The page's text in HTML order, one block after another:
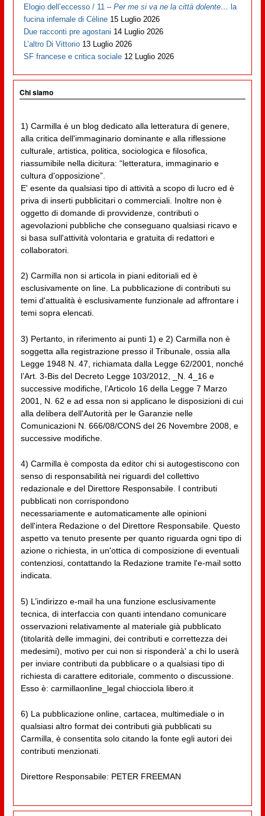
Elogio dell’eccesso / 11 –Per me si va ne la città dolente… la
fucina infernale di Cèline 15 Luglio 2026
Due racconti pre agostani 14 Luglio 2026
L’altro Di Vittorio 13 Luglio 2026
SF francese e critica sociale 12 Luglio 2026
Chi siamo
1) Carmilla è un blog dedicato alla letteratura di genere,
alla critica dell'immaginario dominante e alla riflessione
culturale, artistica, politica, sociologica e filosofica,
riassumibile nella dicitura: “letteratura, immaginario e
cultura d'opposizione”.
E' esente da qualsiasi tipo di attività a scopo di lucro ed è
priva di inserti pubblicitari o commerciali. Inoltre non è
oggetto di domande di provvidenze, contributi o
agevolazioni pubbliche che conseguano qualsiasi ricavo e
si basa sull'attività volontaria e gratuita di redattori e
collaboratori.
2) Carmilla non si articola in piani editoriali ed è
esclusivamente on line. La pubblicazione di contributi su
temi d'attualità è esclusivamente funzionale ad affrontare i
temi sopra elencati.
3) Pertanto, in riferimento ai punti 1) e 2) Carmilla non è
soggetta alla registrazione presso il Tribunale, ossia alla
Legge 1948 N. 47, richiamata dalla Legge 62/2001, nonché
l’Art. 3-Bis del Decreto Legge 103/2012, _N. 4_16 e
successive modifiche, l’Articolo 16 della Legge 7 Marzo
2001, N. 62 e ad essa non si applicano le disposizioni di cui
alla delibera dell'Autorità per le Garanzie nelle
Comunicazioni N. 666/08/CONS del 26 Novembre 2008, e
successive modifiche.
4) Carmilla è composta da editor chi si autogestiscono con
senso di responsabilità nei riguardi del collettivo
redazionale e del Direttore Responsabile. I contributi
pubblicati non corrispondono
necessariamente e automaticamente alle opinioni
dell'intera Redazione o del Direttore Responsabile. Questo
aspetto va tenuto presente per quanto riguarda ogni tipo di
azione o richiesta, in un'ottica di composizione di eventuali
contenziosi, contattando la Redazione tramite l'e-mail sotto
indicata.
5) L’indirizzo e-mail ha una funzione esclusivamente
tecnica, di interfaccia con quanti intendano comunicare
osservazioni relativamente al materiale già pubblicato
(titolarità delle immagini, dei contributi e correttezza dei
medesimi), motivo per cui non si risponderà' a chi lo userà
per inviare contributi da pubblicare o a qualsiasi tipo di
richiesta di carattere editoriale, commento o discussione.
Esso è: carmillaonline_legal chiocciola libero.it
6) La pubblicazione online, cartacea, multimediale o in
qualsiasi altro format dei contributi già pubblicati su
Carmilla, è consentita solo citando la fonte egli autori dei
contributi menzionati.
Direttore Responsabile: PETER FREEMAN